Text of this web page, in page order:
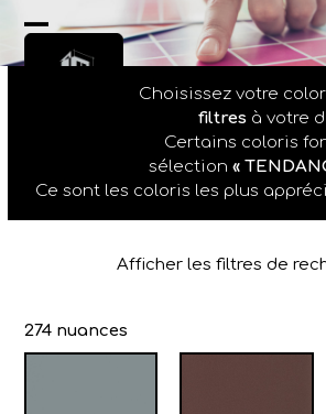
contentOpen
Close
Choisissez votre
filtres à votre
Certains coloris
sélection «
Ce sont les coloris les plus
Afficher les filtres de
274 nuances